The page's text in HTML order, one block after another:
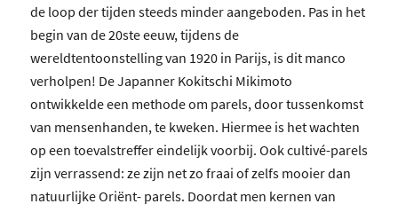
de loop der tijden steeds minder aangeboden. Pas in het
begin van de 20ste eeuw, tijdens de
wereldtentoonstelling van 1920 in Parijs, is dit manco
verholpen! De Japanner Kokitschi Mikimoto
ontwikkelde een methode om parels, door tussenkomst
van mensenhanden, te kweken. Hiermee is het wachten
op een toevalstreffer eindelijk voorbij. Ook cultivé-parels
zijn verrassend: ze zijn net zo fraai of zelfs mooier dan
natuurlijke Oriënt- parels. Doordat men kernen van